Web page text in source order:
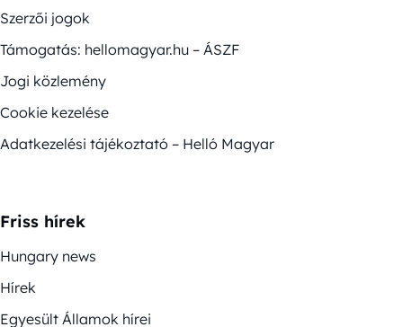
Szerzői jogok
Támogatás: hellomagyar.hu – ÁSZF
Jogi közlemény
Cookie kezelése
Adatkezelési tájékoztató – Helló Magyar
Friss hírek
Hungary news
Hírek
Egyesült Államok hírei